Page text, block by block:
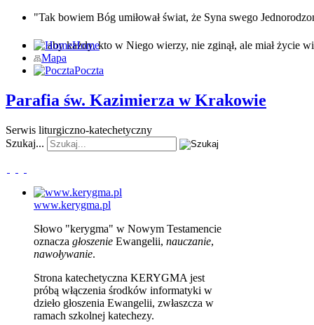
"Tak bowiem Bóg umiłował świat, że Syna swego
… aby każdy, kto w Niego wierzy, nie zginął, ale miał życie
Home
Mapa
Poczta
Parafia św. Kazimierza w Krakowie
Serwis liturgiczno-katechetyczny
Szukaj...
www.kerygma.pl
Słowo "kerygma" w Nowym Testamencie
oznacza głoszenie Ewangelii, nauczanie,
nawoływanie.
Strona katechetyczna KERYGMA jest
próbą włączenia środków informatyki w
dzieło głoszenia Ewangelii, zwłaszcza w
ramach szkolnej katechezy.